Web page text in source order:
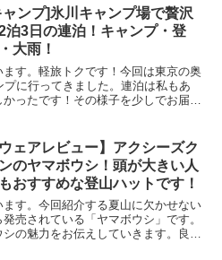
ャンプ]氷川キャンプ場で贅沢
泊3日の連泊！キャンプ・登
大雨！
す。軽旅トクです！今回は東京の奥
に行ってきました。連泊は私もあ
ったです！その様子を少しでお届け
ウェアレビュー】アクシーズク
のヤマボウシ！頭が大きい人
おすすめな登山ハットです！
す。今回紹介する夏山に欠かせない
売されている「ヤマボウシ」です。
の魅力をお伝えしていきます。良け